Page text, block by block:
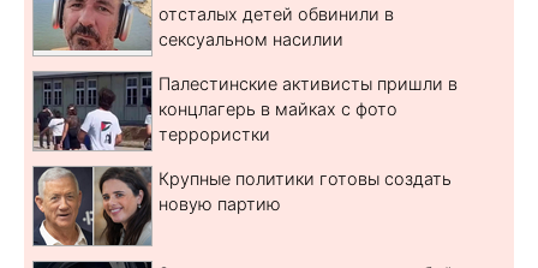
отсталых детей обвинили в
сексуальном насилии
Палестинские активисты пришли в
концлагерь в майках с фото
террористки
Крупные политики готовы создать
новую партию